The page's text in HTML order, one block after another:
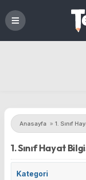
Anasayfa » 1. Sınıf
1. Sınıf Hayat
Kategori